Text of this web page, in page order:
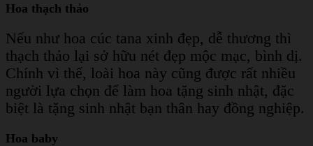
Hoa thạch thảo
Nếu như hoa cúc tana xinh đẹp, dễ thương thì
thạch thảo lại sở hữu nét đẹp mộc mạc, bình dị.
Chính vì thế, loài hoa này cũng được rất nhiều
người lựa chọn để làm hoa tặng sinh nhật, đặc
biệt là tặng sinh nhật bạn thân hay đồng nghiệp.
Hoa baby